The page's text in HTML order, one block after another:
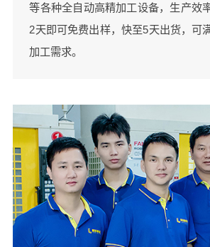
等各种全自动高精加工设备，生产效
2天即可免费出样，快至5天出货，可
加工需求。